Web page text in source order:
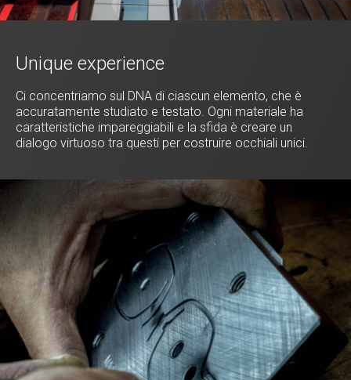
Unique experience
Ci concentriamo sul DNA di ciascun elemento, che è
accuratamente studiato e testato. Ogni materiale ha
caratteristiche impareggiabili e la sfida è creare un
dialogo virtuoso tra questi per costruire occhiali unici.